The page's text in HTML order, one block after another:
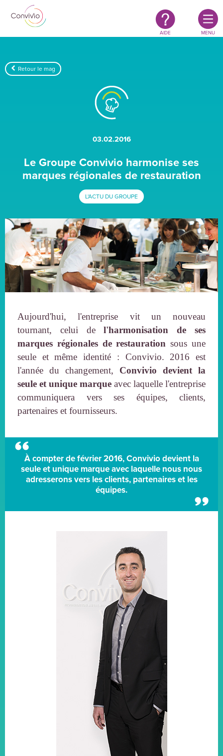
Aller au contenu principal
Restauration
authentique
responsable
AIDE MENU
Retour le mag
03.02.2016
Le Groupe Convivio harmonise ses
marques régionales de restauration
L'ACTU DU GROUPE
Aujourd'hui, l'entreprise vit un nouveau
tournant, celui del'harmonisation de ses
marques régionales de restauration sous une
seule et même identité : Convivio. 2016 est
l'année du changement, Convivio devient la
seule et unique marque avec laquelle l'entreprise
communiquera vers ses équipes, clients,
partenaires et fournisseurs.
À compter de février 2016, Convivio devient la
seule et unique marque avec laquelle nous nous
adresserons vers les clients, partenaires et les
équipes.